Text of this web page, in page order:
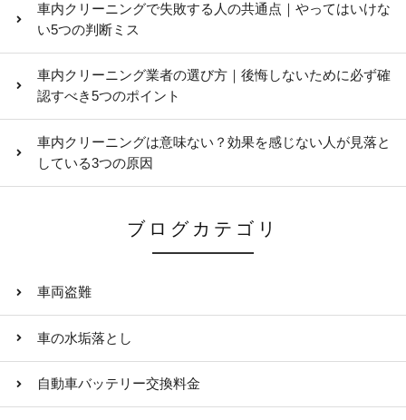
車内クリーニングで失敗する人の共通点｜やってはいけな
い5つの判断ミス
車内クリーニング業者の選び方｜後悔しないために必ず確
認すべき5つのポイント
車内クリーニングは意味ない？効果を感じない人が見落と
している3つの原因
ブログカテゴリ
車両盗難
車の水垢落とし
自動車バッテリー交換料金